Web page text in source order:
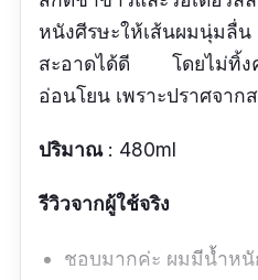
หนังศีรษะให้เส้นผมนุ่
สะอาดได้ดี โดยไม่ทิ้ง
อ่อนโยน เพราะปราศจาก
ปริมาณ: 480ml
รีวิวจากผู้ใช้จริง
ชอบมากค่ะ ผมมีน้ำห